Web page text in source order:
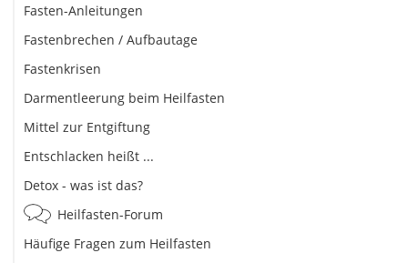
Fasten-Anleitungen
Fastenbrechen / Aufbautage
Fastenkrisen
Darmentleerung beim Heilfasten
Mittel zur Entgiftung
Entschlacken heißt ...
Detox - was ist das?
Heilfasten-Forum
Häufige Fragen zum Heilfasten